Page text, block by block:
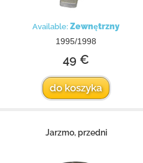
Available: Zewnętrzny
1995/1998
49 €
do koszyka
Jarzmo, przedni